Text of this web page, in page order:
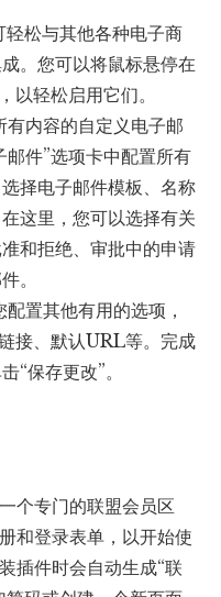
松与其他各种电子商
。您可以将鼠标悬停在
以轻松启用它们。
内容的自定义电子邮
邮件”选项卡中配置所有
择电子邮件模板、名称
这里，您可以选择有关
和拒绝、审批中的申请
。
置其他有用的选项，
接、默认URL等。完成
“保存更改”。
个专门的联盟会员区
和登录表单，以开始使
插件时会自动生成“联